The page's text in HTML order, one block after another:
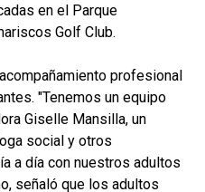
en el Parque
Golf Club.
profesional
"Tenemos un equipo
Giselle Mansilla, un
social y otros
a día con nuestros adultos
señaló que los adultos